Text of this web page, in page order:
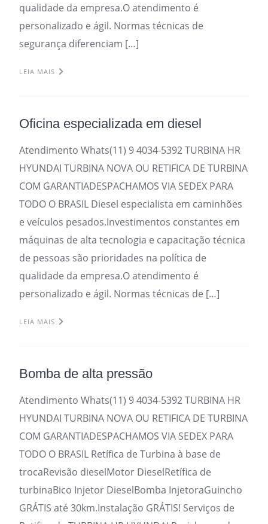
qualidade da empresa.O atendimento é
personalizado e ágil. Normas técnicas de
segurança diferenciam […]
LEIA MAIS
Oficina especializada em diesel
Atendimento Whats(11) 9 4034-5392 TURBINA HR
HYUNDAI TURBINA NOVA OU RETIFICA DE TURBINA
COM GARANTIADESPACHAMOS VIA SEDEX PARA
TODO O BRASIL Diesel especialista em caminhões
e veículos pesados.Investimentos constantes em
máquinas de alta tecnologia e capacitação técnica
de pessoas são prioridades na política de
qualidade da empresa.O atendimento é
personalizado e ágil. Normas técnicas de […]
LEIA MAIS
Bomba de alta pressão
Atendimento Whats(11) 9 4034-5392 TURBINA HR
HYUNDAI TURBINA NOVA OU RETIFICA DE TURBINA
COM GARANTIADESPACHAMOS VIA SEDEX PARA
TODO O BRASIL Retífica de Turbina à base de
trocaRevisão dieselMotor DieselRetífica de
turbinaBico Injetor DieselBomba InjetoraGuincho
GRÁTIS até 30km.Instalação GRÁTIS! Serviços de